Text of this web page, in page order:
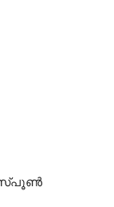
സ്പൂൺ